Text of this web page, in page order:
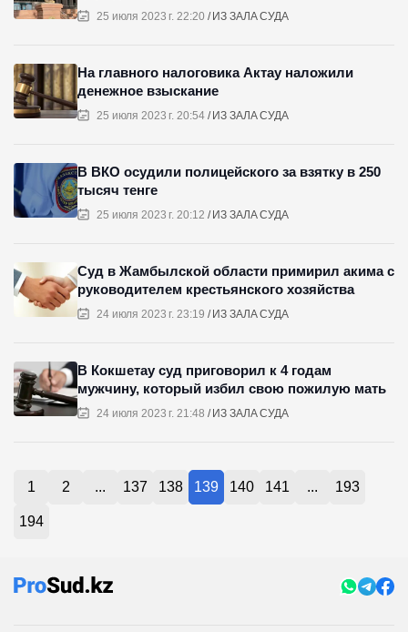
25 июля 2023 г. 22:20 ИЗ ЗАЛА СУДА
25 июля 2023 г. 20:54 ИЗ ЗАЛА СУДА
На главного налоговика Актау наложили
денежное взыскание
25 июля 2023 г. 20:12 ИЗ ЗАЛА СУДА
В ВКО осудили полицейского за взятку в 250
тысяч тенге
24 июля 2023 г. 23:19 ИЗ ЗАЛА СУДА
Суд в Жамбылской области примирил акима с
руководителем крестьянского хозяйства
24 июля 2023 г. 21:48 ИЗ ЗАЛА СУДА
В Кокшетау суд приговорил к 4 годам
мужчину, который избил свою пожилую мать
1 2 ... 137 138 139 140 141 ... 193
194